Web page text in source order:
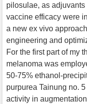
pilosulae, as
vaccine efficacy were
a new ex vivo
engineering and
For the first part of my
melanoma was
50-75% ethanol-
purpurea Tainung no.
activity in